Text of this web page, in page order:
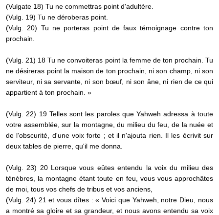
(Vulgate 18) Tu ne commettras point d'adultère.
(Vulg. 19) Tu ne déroberas point.
(Vulg. 20) Tu ne porteras point de faux témoignage contre ton
prochain.
(Vulg. 21) 18 Tu ne convoiteras point la femme de ton prochain. Tu
ne désireras point la maison de ton prochain, ni son champ, ni son
serviteur, ni sa servante, ni son bœuf, ni son âne, ni rien de ce qui
appartient à ton prochain. »
(Vulg. 22) 19 Telles sont les paroles que Yahweh adressa à toute
votre assemblée, sur la montagne, du milieu du feu, de la nuée et
de l'obscurité, d'une voix forte ; et il n'ajouta rien. Il les écrivit sur
deux tables de pierre, qu'il me donna.
(Vulg. 23) 20 Lorsque vous eûtes entendu la voix du milieu des
ténèbres, la montagne étant toute en feu, vous vous approchâtes
de moi, tous vos chefs de tribus et vos anciens,
(Vulg. 24) 21 et vous dîtes : « Voici que Yahweh, notre Dieu, nous
a montré sa gloire et sa grandeur, et nous avons entendu sa voix